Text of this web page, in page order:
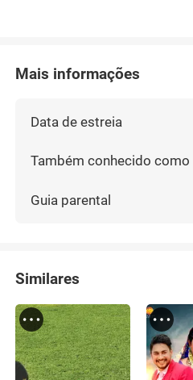
Mais informações
Data de estreia
Também conhecido como
Guia parental
Similares